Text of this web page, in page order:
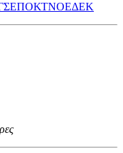
ΣΕΠΟΚΤΝΟΕΔΕΚ